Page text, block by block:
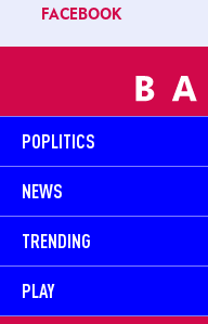
FACEBOOK
POPLITICS
NEWS
TRENDING
PLAY